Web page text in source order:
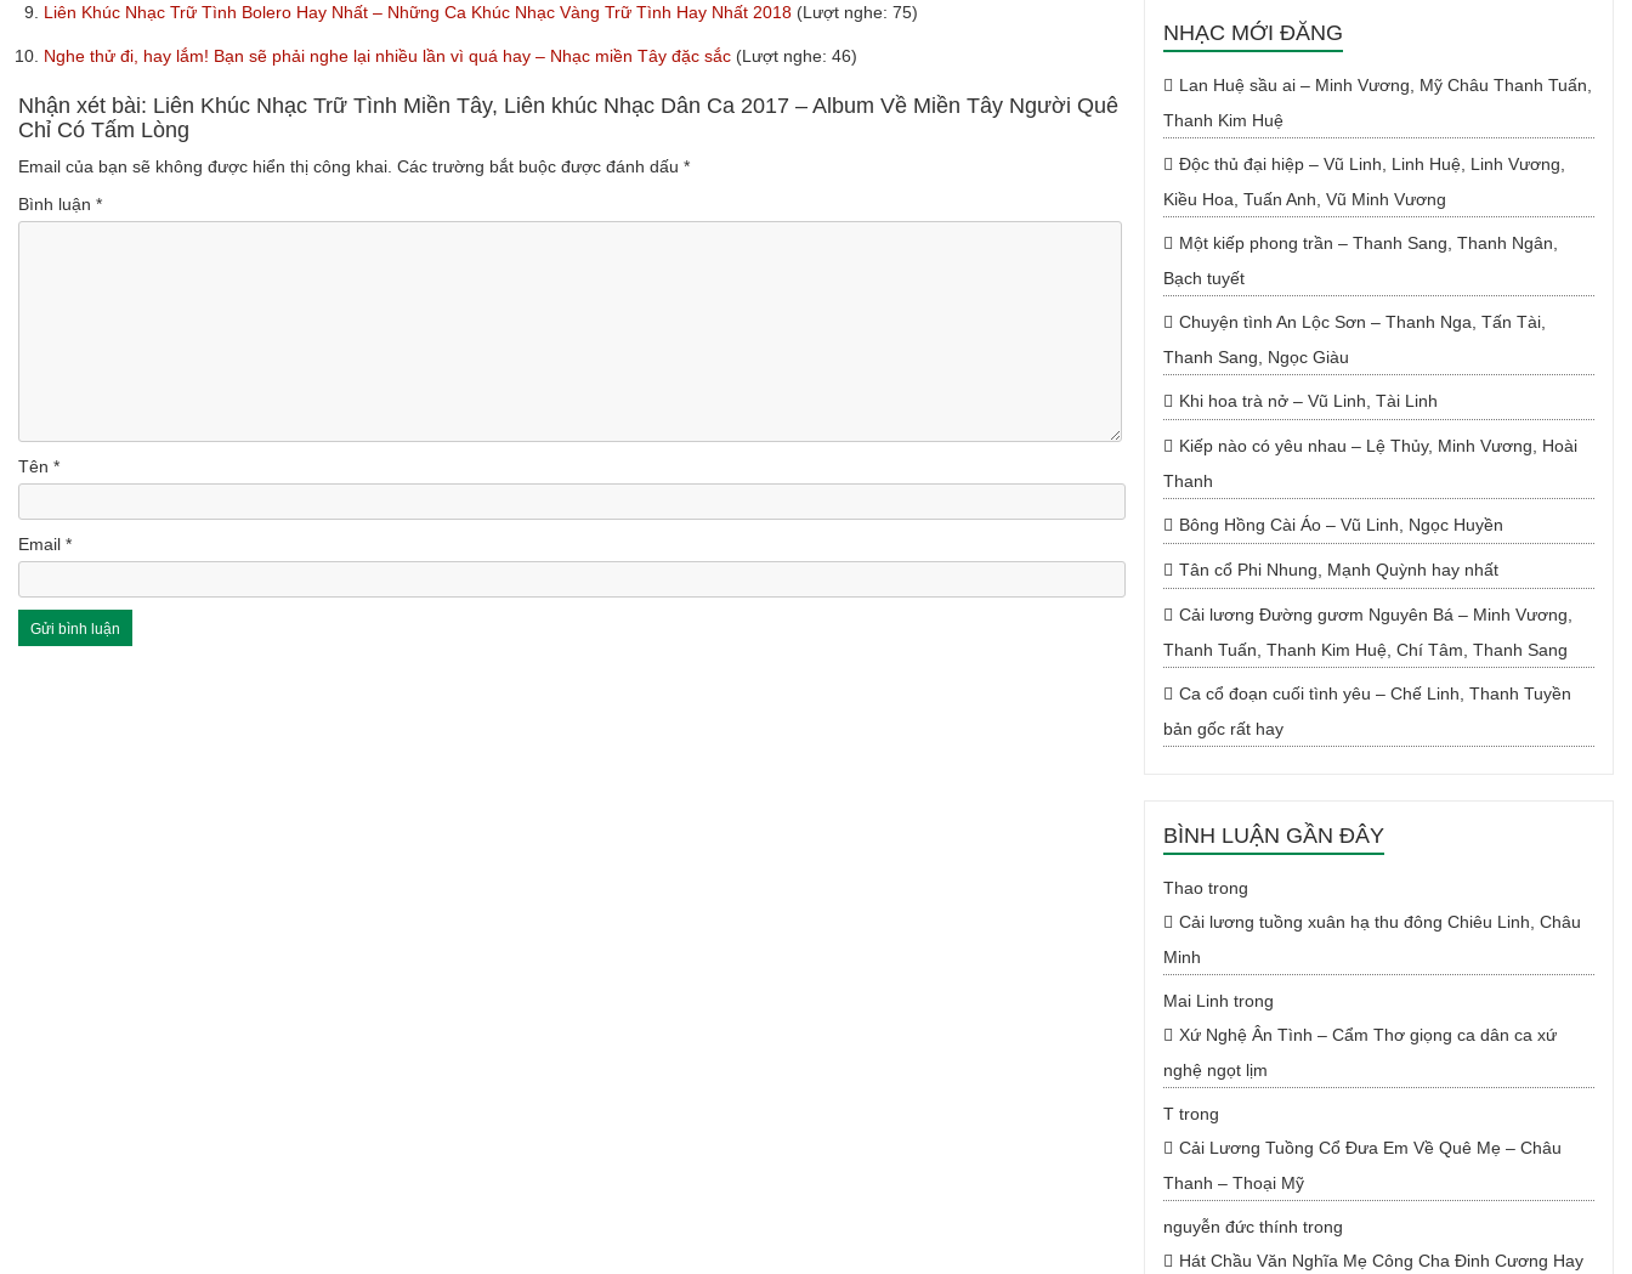
9. Liên Khúc Nhạc Trữ Tình Bolero Hay Nhất – Những Ca Khúc Nhạc Vàng Trữ Tình Hay Nhất 2018 (Lượt nghe: 75)
10. Nghe thử đi, hay lắm! Bạn sẽ phải nghe lại nhiều lần vì quá hay – Nhạc miền Tây đặc sắc (Lượt nghe: 46)
Nhận xét bài: Liên Khúc Nhạc Trữ Tình Miền Tây, Liên khúc Nhạc Dân Ca 2017 – Album Về Miền Tây Người Quê
Chỉ Có Tấm Lòng
Email của bạn sẽ không được hiển thị công khai. Các trường bắt buộc được đánh dấu *
Bình luận *
Tên *
Email *
NHẠC MỚI ĐĂNG
Lan Huệ sầu ai – Minh Vương, Mỹ Châu Thanh Tuấn,
Thanh Kim Huệ
Độc thủ đại hiệp – Vũ Linh, Linh Huệ, Linh Vương,
Kiều Hoa, Tuấn Anh, Vũ Minh Vương
Một kiếp phong trần – Thanh Sang, Thanh Ngân,
Bạch tuyết
Chuyện tình An Lộc Sơn – Thanh Nga, Tấn Tài,
Thanh Sang, Ngọc Giàu
Khi hoa trà nở – Vũ Linh, Tài Linh
Kiếp nào có yêu nhau – Lệ Thủy, Minh Vương, Hoài
Thanh
Bông Hồng Cài Áo – Vũ Linh, Ngọc Huyền
Tân cổ Phi Nhung, Mạnh Quỳnh hay nhất
Cải lương Đường gươm Nguyên Bá – Minh Vương,
Thanh Tuấn, Thanh Kim Huệ, Chí Tâm, Thanh Sang
Ca cổ đoạn cuối tình yêu – Chế Linh, Thanh Tuyền
bản gốc rất hay
BÌNH LUẬN GẦN ĐÂY
Thaotrong
Cải lương tuồng xuân hạ thu đông Chiêu Linh, Châu
Minh
Mai Linh trong
Xứ Nghệ Ân Tình – Cẩm Thơ giọng ca dân ca xứ
nghệ ngọt lịm
Ttrong
Cải Lương Tuồng Cổ Đưa Em Về Quê Mẹ – Châu
Thanh – Thoại Mỹ
nguyễn đức thính trong
Hát Chầu Văn Nghĩa Mẹ Công Cha Đinh Cương Hay